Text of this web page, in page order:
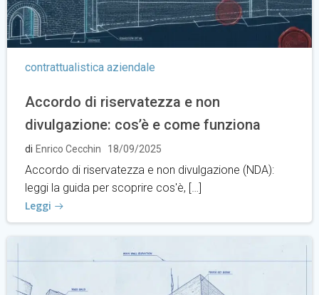
contrattualistica aziendale
Accordo di riservatezza e non
divulgazione: cos’è e come funziona
di Enrico Cecchin 18/09/2025
Accordo di riservatezza e non divulgazione (NDA):
leggi la guida per scoprire cos'è, […]
Leggi